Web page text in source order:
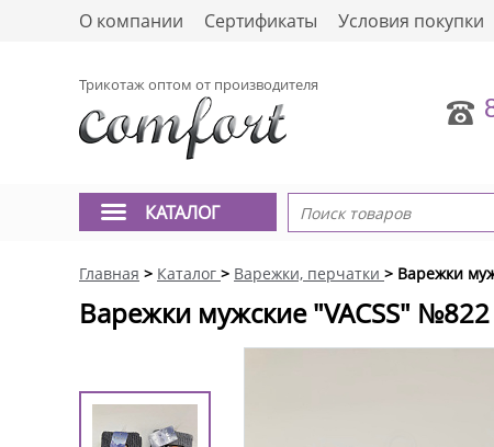
О компании Сертификаты Условия покупки
Трикотаж оптом от производителя
КАТАЛОГ
Главная > Каталог > Варежки, перчатки > Варежки
Варежки мужские "VACSS" №822